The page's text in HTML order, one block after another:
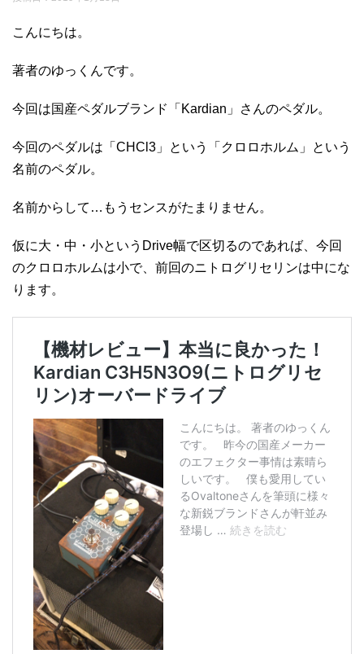
こんにちは。
著者のゆっくんです。
今回は国産ペダルブランド「Kardian」さんのペダル。
今回のペダルは「CHCl3」という「クロロホルム」という
名前のペダル。
名前からして…もうセンスがたまりません。
仮に大・中・小というDrive幅で区切るのであれば、今回
のクロロホルムは小で、前回のニトログリセリンは中にな
ります。